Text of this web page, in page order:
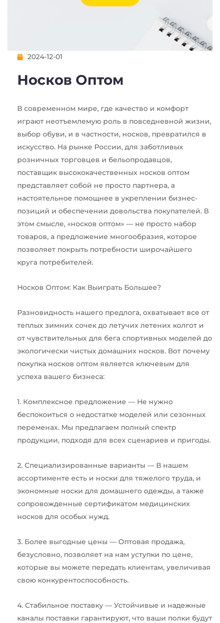
2024-12-01
Носков Оптом
В современном мире, где качество и комфорт
играют неотъемлемую роль в повседневной жизни,
выбор обуви, и в частности, носков, превратился в
искусство. На рынке России, для заботливых
розничных торговцев и бельопродавцов,
поставщик высококачественных носков оптом
представляет собой не просто партнера, а
настоятельное помощнее в укреплении бизнес-
позиций и обеспечении довольства покупателей. В
этом смысле, «носков оптом» — не просто набор
товаров, а предложение многообразия, которое
позволяет покрыть потребности широчайшего
круга потребителей.
Носков Оптом: Как Выиграть Большее?
Разновидность нашего предлога, охватывает все от
теплых зимних сочек до летучих летених колгот и
от чувствительных для бега спортивных моделей до
экологически чистых домашних носков. Вот почему
покупка носков оптом является ключевым для
успеха вашего бизнеса:
1. Комплексное предложение — Не нужно
беспокоиться о недостатке моделей или сезонных
переменах. Мы предлагаем полный спектр
продукции, подходя для всех сценариев и пригоды.
2. Специализированные варианты — В нашем
ассортименте есть и носки для тяжелого труда, и
экономные носки для домашнего одежды, а также
сопровожденные сертификатом медицинских
носков для особых нужд.
3. Более выгодные цены — Оптовая продажа,
безусловно, позволяет на нам уступки по цене,
которые вы можете передать клиентам, увеличивая
свою конкурентоспособность.
4. Стабильное поставку — Устойчивые и надежные
каналы поставки гарантируют, что ваши полки будут